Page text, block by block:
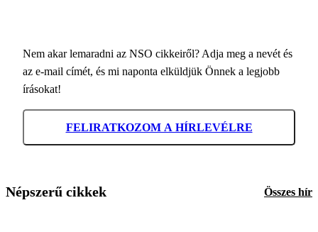
Nem akar lemaradni az NSO cikkeiről? Adja meg a nevét és
az e-mail címét, és mi naponta elküldjük Önnek a legjobb
írásokat!
FELIRATKOZOM A HÍRLEVÉLRE
Népszerű cikkek Összes hír